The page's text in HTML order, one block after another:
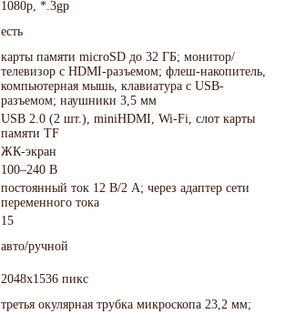
1080p, *.3gp
есть
карты памяти microSD до 32 ГБ; монитор/
телевизор с HDMI-разъемом; флеш-накопитель,
компьютерная мышь, клавиатура с USB-
разъемом; наушники 3,5 мм
USB 2.0 (2 шт.), miniHDMI, Wi-Fi, слот карты
памяти TF
ЖК-экран
100–240 В
постоянный ток 12 В/2 A; через адаптер сети
переменного тока
15
авто/ручной
2048x1536 пикс
третья окулярная трубка микроскопа 23,2 мм;